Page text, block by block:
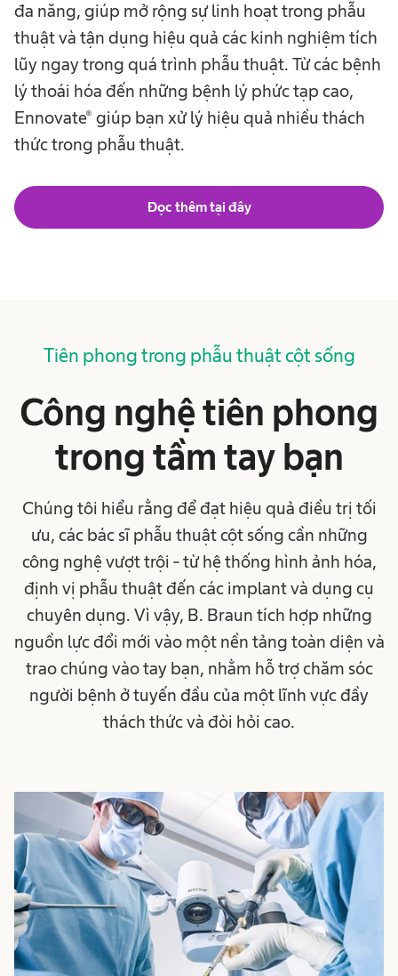
đa năng, giúp mở rộng sự linh hoạt trong phẫu
thuật và tận dụng hiệu quả các kinh nghiệm tích
lũy ngay trong quá trình phẫu thuật. Từ các bệnh
lý thoái hóa đến những bệnh lý phức tạp cao,
Ennovate® giúp bạn xử lý hiệu quả nhiều thách
thức trong phẫu thuật.
Đọc thêm tại đây
Tiên phong trong phẫu thuật cột sống
Công nghệ tiên phong
trong tầm tay bạn
Chúng tôi hiểu rằng để đạt hiệu quả điều trị tối
ưu, các bác sĩ phẫu thuật cột sống cần những
công nghệ vượt trội - từ hệ thống hình ảnh hóa,
định vị phẫu thuật đến các implant và dụng cụ
chuyên dụng. Vì vậy, B. Braun tích hợp những
nguồn lực đổi mới vào một nền tảng toàn diện và
trao chúng vào tay bạn, nhằm hỗ trợ chăm sóc
người bệnh ở tuyến đầu của một lĩnh vực đầy
thách thức và đòi hỏi cao.